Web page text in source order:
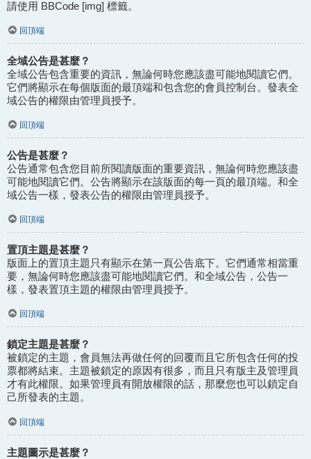
請使用 BBCode [img] 標籤。
回頂端
全域公告是甚麼？
全域公告包含重要的資訊，無論何時您應該盡可能地閱讀它們。
它們將顯示在每個版面的最頂端和包含您的會員控制台。發表全
域公告的權限由管理員授予。
回頂端
公告是甚麼？
公告通常包含您目前所閱讀版面的重要資訊，無論何時您應該盡
可能地閱讀它們。公告將顯示在該版面的每一頁的最頂端。和全
域公告一樣，發表公告的權限由管理員授予。
回頂端
置頂主題是甚麼？
版面上的置頂主題只有顯示在第一頁公告底下。它們通常相當重
要，無論何時您應該盡可能地閱讀它們。和全域公告，公告一
樣，發表置頂主題的權限由管理員授予。
回頂端
鎖定主題是甚麼？
被鎖定的主題，會員無法再做任何的回覆而且它所包含任何的投
票都將結束。主題被鎖定的原因有很多，而且只有版主及管理員
才有此權限。如果管理員有開放權限的話，那麼您也可以鎖定自
己所發表的主題。
回頂端
主題圖示是甚麼？